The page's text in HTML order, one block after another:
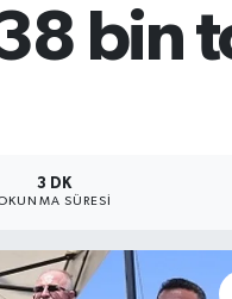
bin
3 DK
SÜRESI